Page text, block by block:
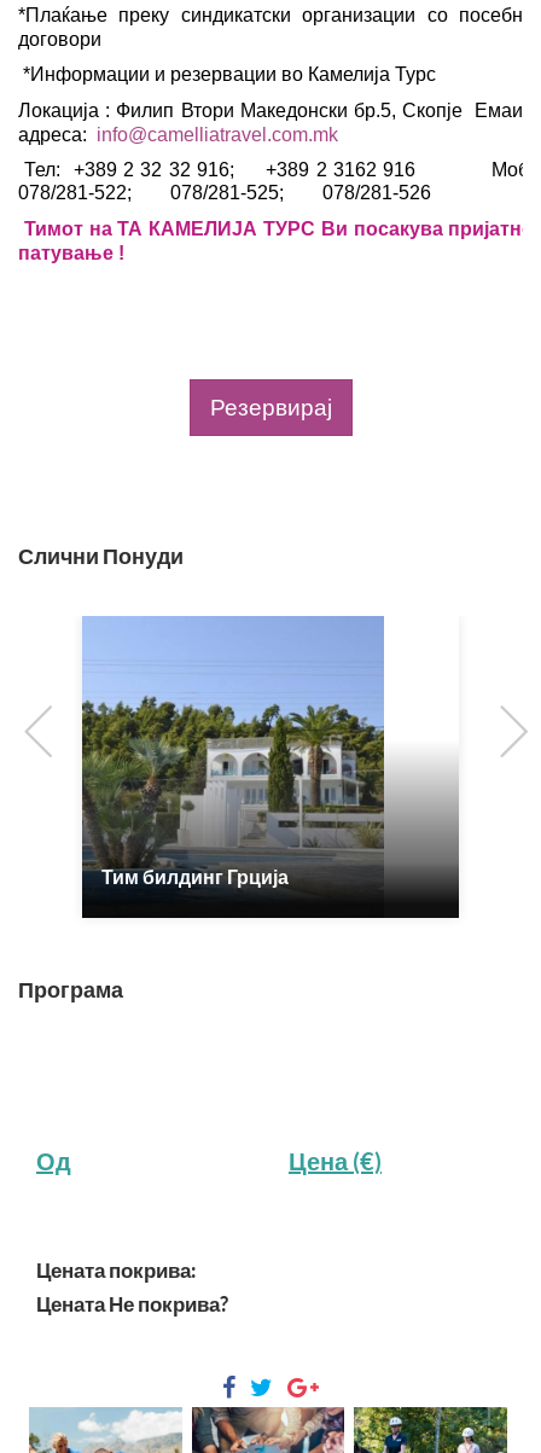
*Плаќање преку синдикатски организации со посебни
договори
*Информации и резервации во Камелија Турс
Локација : Филип Втори Македонски бр.5, Скопје Емаил
адреса: info@camelliatravel.com.mk
Тел: +389 2 32 32 916; +389 2 3162 916 Моб:
078/281-522; 078/281-525; 078/281-526
Тимот на ТА КАМЕЛИЈА ТУРС Ви посакува пријатно
патување !
Резервирај
Слични Понуди
Тим билдинг Грција
Previous
Програма
Од Цена (€)
Цената покрива:
Цената Не покрива?